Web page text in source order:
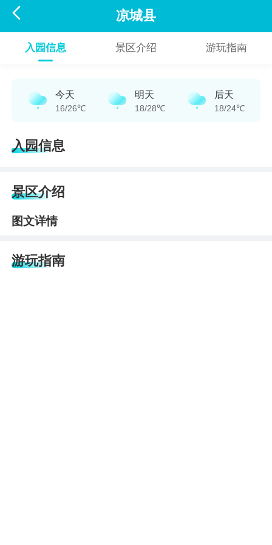
 凉城县
入园信息 景区介绍 游玩指南
今天
16/26℃
明天
18/28℃
后天
18/24℃
入园信息
景区介绍
图文详情
游玩指南